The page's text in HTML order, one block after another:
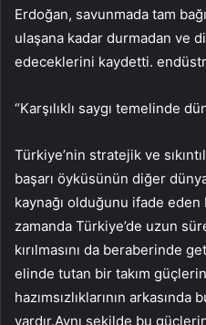
Erdoğan, savunmada tam
ulaşana kadar durmadan ve
edeceklerini kaydetti.
“Karşılıklı saygı temelinde
Türkiye’nin stratejik ve
başarı öyküsünün diğer
kaynağı olduğunu ifade eden
zamanda Türkiye’de uzun
kırılmasını da beraberinde
elinde tutan bir takım
hazımsızlıklarının
vardır.Aynı şekilde bu